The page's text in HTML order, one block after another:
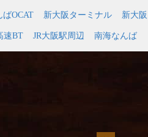
ばOCAT 新大阪ターミナル 新大阪
速BT JR大阪駅周辺 南海なんば